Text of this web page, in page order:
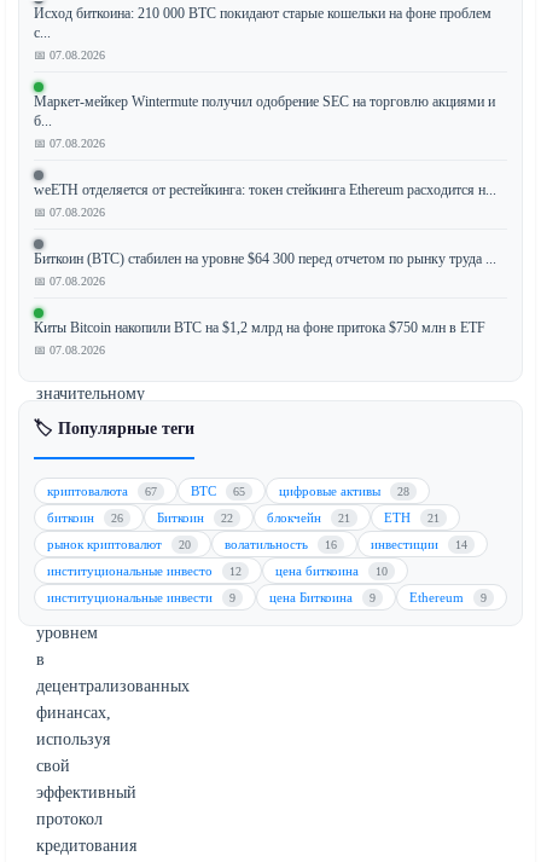
Chartered
определил
(MORPHO)
как
ключевой
инфраструктурный
проект
DeFi,
значительному
масштабированию.
банка
подчеркивает
потенциал
Morpho
стать
базовым
уровнем
в
децентрализованных
финансах,
используя
свой
эффективный
протокол
кредитования
Исход биткоина: 210 000 BTC покидают старые кошельки на фоне проблем
с...
📅 07.08.2026
Маркет-мейкер Wintermute получил одобрение SEC на торговлю акциями и
б...
📅 07.08.2026
weETH отделяется от рестейкинга: токен стейкинга Ethereum расходится н...
📅 07.08.2026
Биткоин (BTC) стабилен на уровне $64 300 перед отчетом по рынку труда ...
📅 07.08.2026
Киты Bitcoin накопили BTC на $1,2 млрд на фоне притока $750 млн в ETF
📅 07.08.2026
🏷️ Популярные теги
криптовалюта 67 BTC 65 цифровые активы 28
биткоин 26 Биткоин 22 блокчейн 21 ETH 21
рынок криптовалют 20 волатильность 16 инвестиции 14
институциональные инвесто 12 цена биткоина 10
институциональные инвести 9 цена Биткоина 9 Ethereum 9